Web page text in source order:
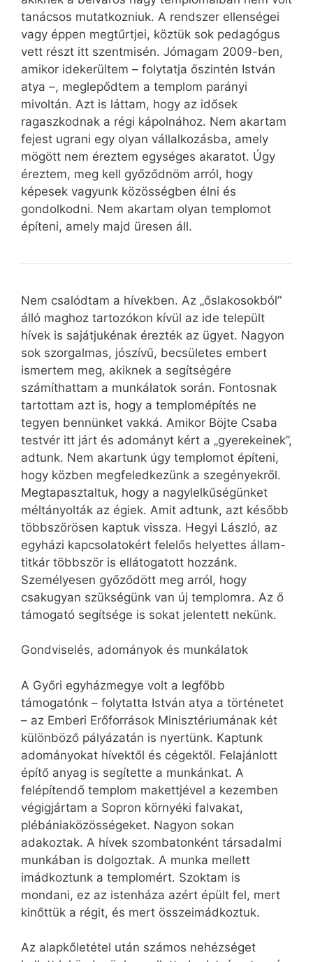
tanácsos mutatkozniuk. A rendszer ellenségei
vagy éppen megtűrtjei, köztük sok pedagógus
vett részt itt szentmisén. Jómagam 2009-ben,
amikor idekerültem – folytatja őszintén István
atya –, meglepődtem a templom parányi
mivoltán. Azt is láttam, hogy az idősek
ragaszkodnak a régi kápolnához. Nem akartam
fejest ugrani egy olyan vállalkozásba, amely
mögött nem éreztem egységes akaratot. Úgy
éreztem, meg kell győződnöm arról, hogy
képesek vagyunk közösségben élni és
gondolkodni. Nem akartam olyan templomot
építeni, amely majd üresen áll.
Nem csalódtam a hívekben. Az „őslakosokból”
álló maghoz tartozókon kívül az ide települt
hívek is sajátjukénak érezték az ügyet. Nagyon
sok szorgalmas, jószívű, becsületes embert
ismertem meg, akiknek a segítségére
számíthattam a munkálatok során. Fontosnak
tartottam azt is, hogy a templomépítés ne
tegyen bennünket vakká. Amikor Böjte Csaba
testvér itt járt és adományt kért a „gyerekeinek”,
adtunk. Nem akartunk úgy templomot építeni,
hogy közben megfeledkezünk a szegényekről.
Megtapasztaltuk, hogy a nagylelkűségünket
méltányolták az égiek. Amit adtunk, azt később
többszörösen kaptuk vissza. Hegyi László, az
egyházi kapcsolatokért felelős helyettes állam-
titkár többször is ellátogatott hozzánk.
Személyesen győződött meg arról, hogy
csakugyan szükségünk van új templomra. Az ő
támogató segítsége is sokat jelentett nekünk.
Gondviselés, adományok és munkálatok
A Győri egyházmegye volt a legfőbb
támogatónk – folytatta István atya a történetet
– az Emberi Erőforrások Minisztériumának két
különböző pályázatán is nyertünk. Kaptunk
adományokat hívektől és cégektől. Felajánlott
építő anyag is segítette a munkánkat. A
felépítendő templom makettjével a kezemben
végigjártam a Sopron környéki falvakat,
plébániaközösségeket. Nagyon sokan
adakoztak. A hívek szombatonként társadalmi
munkában is dolgoztak. A munka mellett
imádkoztunk a templomért. Szoktam is
mondani, ez az istenháza azért épült fel, mert
kinőttük a régit, és mert összeimádkoztuk.
Az alapkőletétel után számos nehézséget